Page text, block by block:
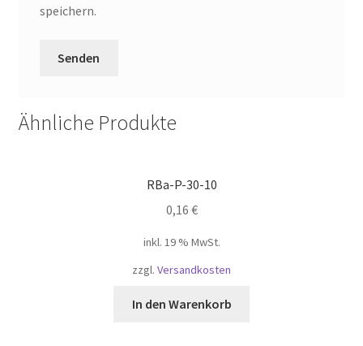
speichern.
Ähnliche Produkte
RBa-P-30-10
0,16 €
inkl. 19 % MwSt.
zzgl. Versandkosten
In den Warenkorb